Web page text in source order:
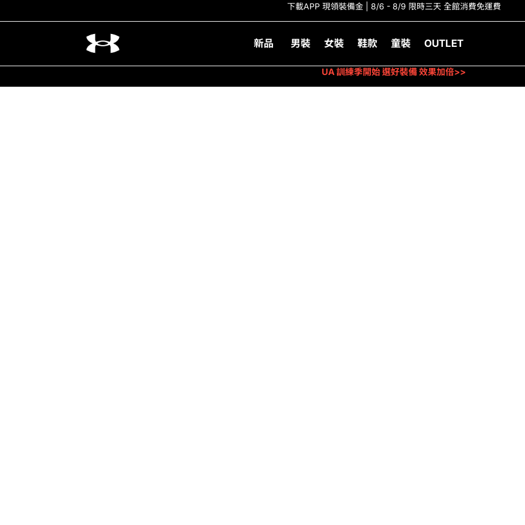
下載APP 現領裝備金 | 8/6 - 8/9 限時三天 全館消費免運費
新品 男裝 女裝 鞋款 童裝 OUTLET
UA 訓練季開始 選好裝備 效果加倍>>